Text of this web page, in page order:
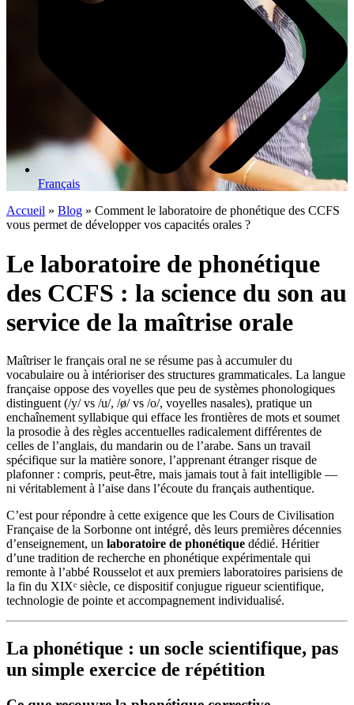
Français
Accueil » Blog » Comment le laboratoire de phonétique des CCFS
vous permet de développer vos capacités orales ?
Le laboratoire de phonétique
des CCFS : la science du son au
service de la maîtrise orale
Maîtriser le français oral ne se résume pas à accumuler du
vocabulaire ou à intérioriser des structures grammaticales. La langue
française oppose des voyelles que peu de systèmes phonologiques
distinguent (/y/ vs /u/, /ø/ vs /o/, voyelles nasales), pratique un
enchaînement syllabique qui efface les frontières de mots et soumet
la prosodie à des règles accentuelles radicalement différentes de
celles de l’anglais, du mandarin ou de l’arabe. Sans un travail
spécifique sur la matière sonore, l’apprenant étranger risque de
plafonner : compris, peut-être, mais jamais tout à fait intelligible —
ni véritablement à l’aise dans l’écoute du français authentique.
C’est pour répondre à cette exigence que les Cours de Civilisation
Française de la Sorbonne ont intégré, dès leurs premières décennies
d’enseignement, un laboratoire de phonétique dédié. Héritier
d’une tradition de recherche en phonétique expérimentale qui
remonte à l’abbé Rousselot et aux premiers laboratoires parisiens de
la fin du XIXᵉ siècle, ce dispositif conjugue rigueur scientifique,
technologie de pointe et accompagnement individualisé.
La phonétique : un socle scientifique, pas
un simple exercice de répétition